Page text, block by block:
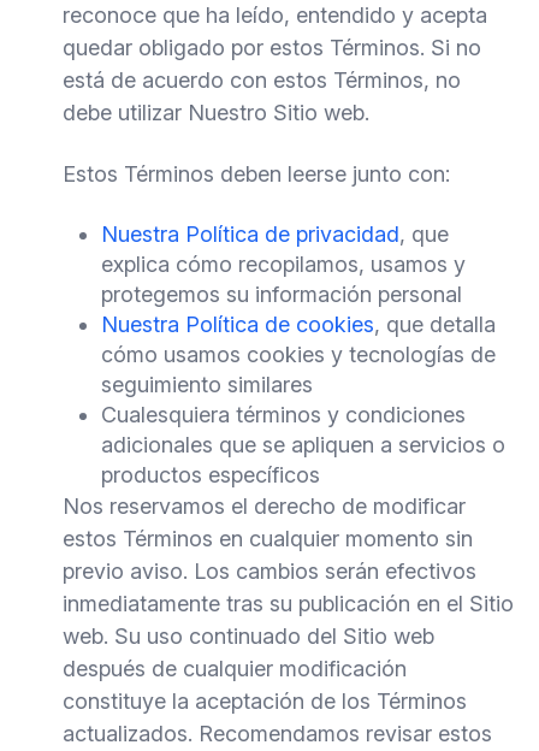
reconoce que ha leído, entendido y acepta
quedar obligado por estos Términos. Si no
está de acuerdo con estos Términos, no
debe utilizar Nuestro Sitio web.
Estos Términos deben leerse junto con:
Nuestra Política de privacidad, que
explica cómo recopilamos, usamos y
protegemos su información personal
Nuestra Política de cookies, que detalla
cómo usamos cookies y tecnologías de
seguimiento similares
Cualesquiera términos y condiciones
adicionales que se apliquen a servicios o
productos específicos
Nos reservamos el derecho de modificar
estos Términos en cualquier momento sin
previo aviso. Los cambios serán efectivos
inmediatamente tras su publicación en el Sitio
web. Su uso continuado del Sitio web
después de cualquier modificación
constituye la aceptación de los Términos
actualizados. Recomendamos revisar estos